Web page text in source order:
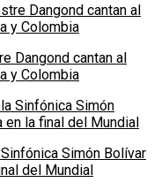
Dangond cantan al
y Colombia
Simón Bolívar
del Mundial